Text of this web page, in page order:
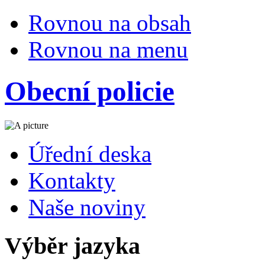
Rovnou na obsah
Rovnou na menu
Obecní policie
Úřední deska
Kontakty
Naše noviny
Výběr jazyka